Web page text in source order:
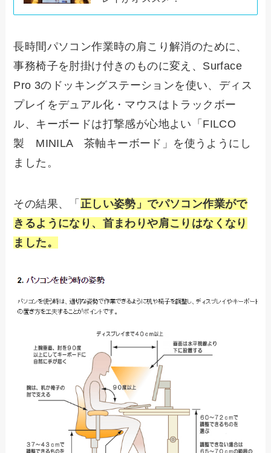
長時間パソコン作業時の肩こり解消のために、
事務椅子を肘掛け付きのものに変え、Surface
Pro 3のドッキングステーションを使い、ディス
プレイをデュアル化・マウスはトラックボー
ル、キーボードは打撃感が心地よい「FILCO
製 MINILA 茶軸キーボード」を使うようにし
ました。
その結果、「 正しい姿勢」でパソコン作業がで
きるようになり、首まわりや肩こりはなくなり
ました。